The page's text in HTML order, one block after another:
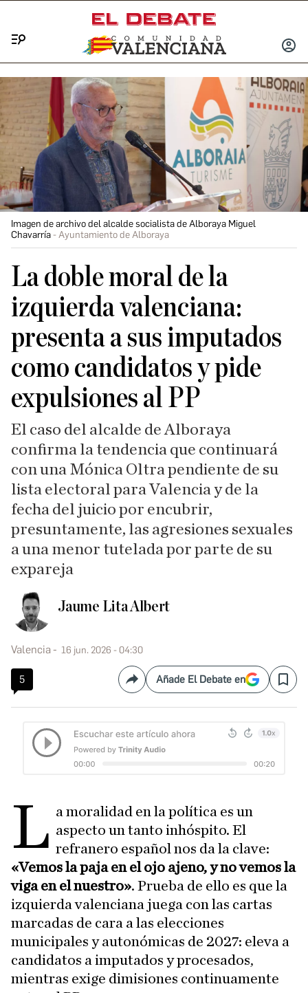
INICIAR
Imagen de archivo del alcalde socialista de Alboraya Miguel
Chavarría
Ayuntamiento de Alboraya
La doble moral de la
izquierda valenciana:
presenta a sus imputados
como candidatos y pide
expulsiones al PP
El caso del alcalde de Alboraya
confirma la tendencia que continuará
con una Mónica Oltra pendiente de su
lista electoral para Valencia y de la
fecha del juicio por encubrir,
presuntamente, las agresiones sexuales
a una menor tutelada por parte de su
expareja
Jaume Lita Albert
Valencia 16 jun. 2026 - 04:30
5 CompartirAñade El Debate en Save
L a moralidad en la política es un
aspecto un tanto inhóspito. El
refranero español nos da la clave:
«Vemos la paja en el ojo ajeno, y no vemos la
viga en el nuestro». Prueba de ello es que la
izquierda valenciana juega con las cartas
marcadas de cara a las elecciones
municipales y autonómicas de 2027: eleva a
candidatos a imputados y procesados,
mientras exige dimisiones continuamente